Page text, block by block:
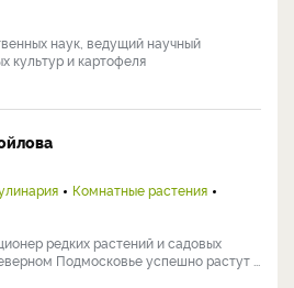
наук, ведущий научный
культур и картофеля
Комнатные растения
редких растений и садовых
Подмосковье успешно растут ...